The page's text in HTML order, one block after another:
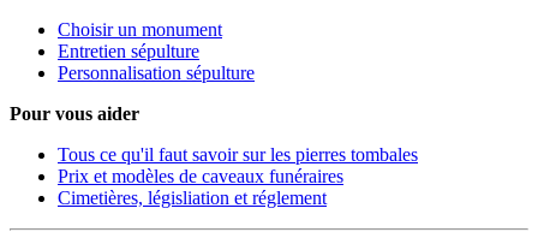
Choisir un monument
Entretien sépulture
Personnalisation sépulture
Pour vous aider
Tous ce qu'il faut savoir sur les pierres tombales
Prix et modèles de caveaux funéraires
Cimetières, législiation et réglement